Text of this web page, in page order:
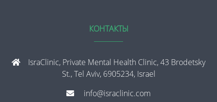
КОНТАКТЫ
IsraClinic, Private Mental Health Clinic, 43 Brodetsky
St., Tel Aviv, 6905234, Israel
info@israclinic.com